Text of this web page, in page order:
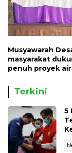
Musyawarah
masyarakat
penuh proyek
Terkini
5